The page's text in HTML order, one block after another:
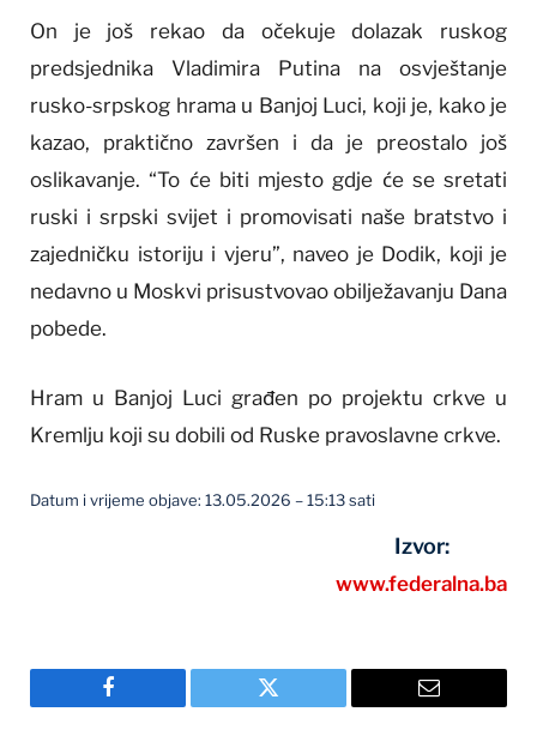
On je još rekao da očekuje dolazak ruskog
predsjednika Vladimira Putina na osvještanje
rusko-srpskog hrama u Banjoj Luci, koji je, kako je
kazao, praktično završen i da je preostalo još
oslikavanje. “To će biti mjesto gdje će se sretati
ruski i srpski svijet i promovisati naše bratstvo i
zajedničku istoriju i vjeru”, naveo je Dodik, koji je
nedavno u Moskvi prisustvovao obilježavanju Dana
pobede.
Hram u Banjoj Luci građen po projektu crkve u
Kremlju koji su dobili od Ruske pravoslavne crkve.
Datum i vrijeme objave: 13.05.2026 – 15:13 sati
Izvor:
www.federalna.ba
Facebook Twitter Email